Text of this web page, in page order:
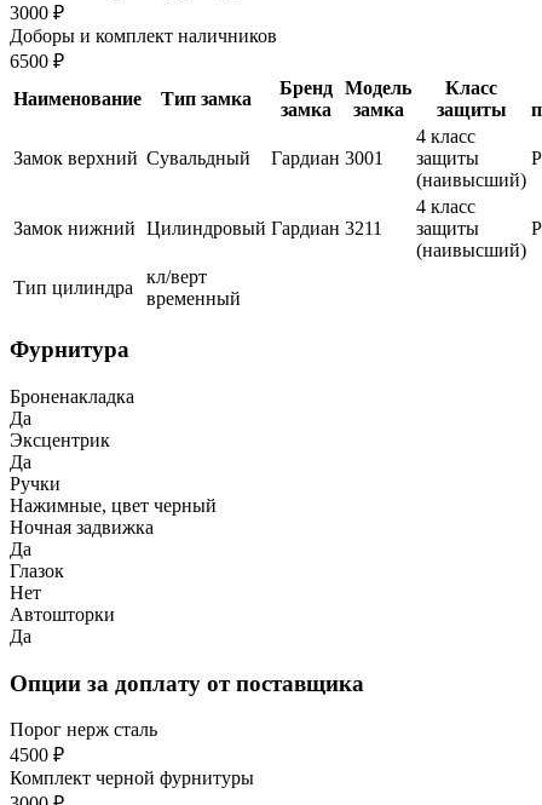
3000 ₽
Доборы и комплект наличников
6500 ₽
Наименование
Тип замка
Бренд
замка
Модель
замка
Класс
защиты
Замок верхний Сувальдный Гардиан 3001
4 класс
защиты
(наивысший)
Замок нижний Цилиндровый Гардиан 3211
4 класс
защиты
(наивысший)
Тип цилиндра
кл/верт
временный
Фурнитура
Броненакладка
Да
Эксцентрик
Да
Ручки
Нажимные, цвет черный
Ночная задвижка
Да
Глазок
Нет
Автошторки
Да
Опции за доплату от поставщика
Порог нерж сталь
4500 ₽
Комплект черной фурнитуры